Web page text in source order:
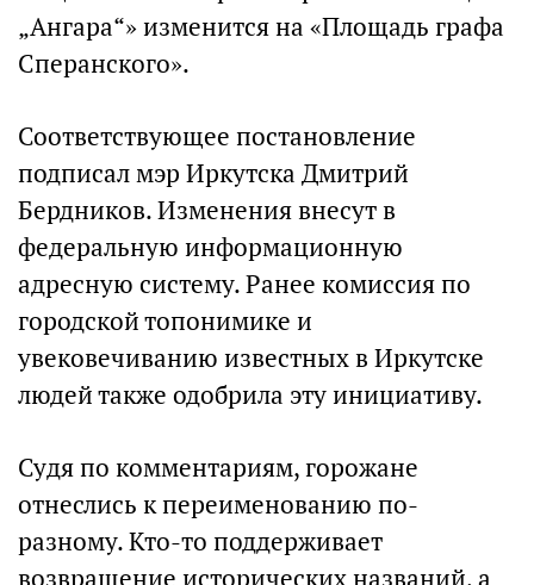
„Ангара“» изменится на «Площадь графа
Сперанского».
Соответствующее постановление
подписал мэр Иркутска Дмитрий
Бердников. Изменения внесут в
федеральную информационную
адресную систему. Ранее комиссия по
городской топонимике и
увековечиванию известных в Иркутске
людей также одобрила эту инициативу.
Судя по комментариям, горожане
отнеслись к переименованию по-
разному. Кто-то поддерживает